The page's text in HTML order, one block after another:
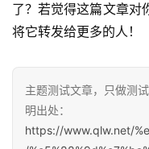
了？若觉得这篇文章对
将它转发给更多的人！
主题测试文章，只做测
明出处：
https://www.qlw.net/